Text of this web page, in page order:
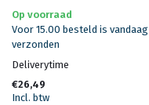
Op voorraad
Voor 15.00 besteld is vandaag
verzonden
Deliverytime
€26,49
Incl. btw